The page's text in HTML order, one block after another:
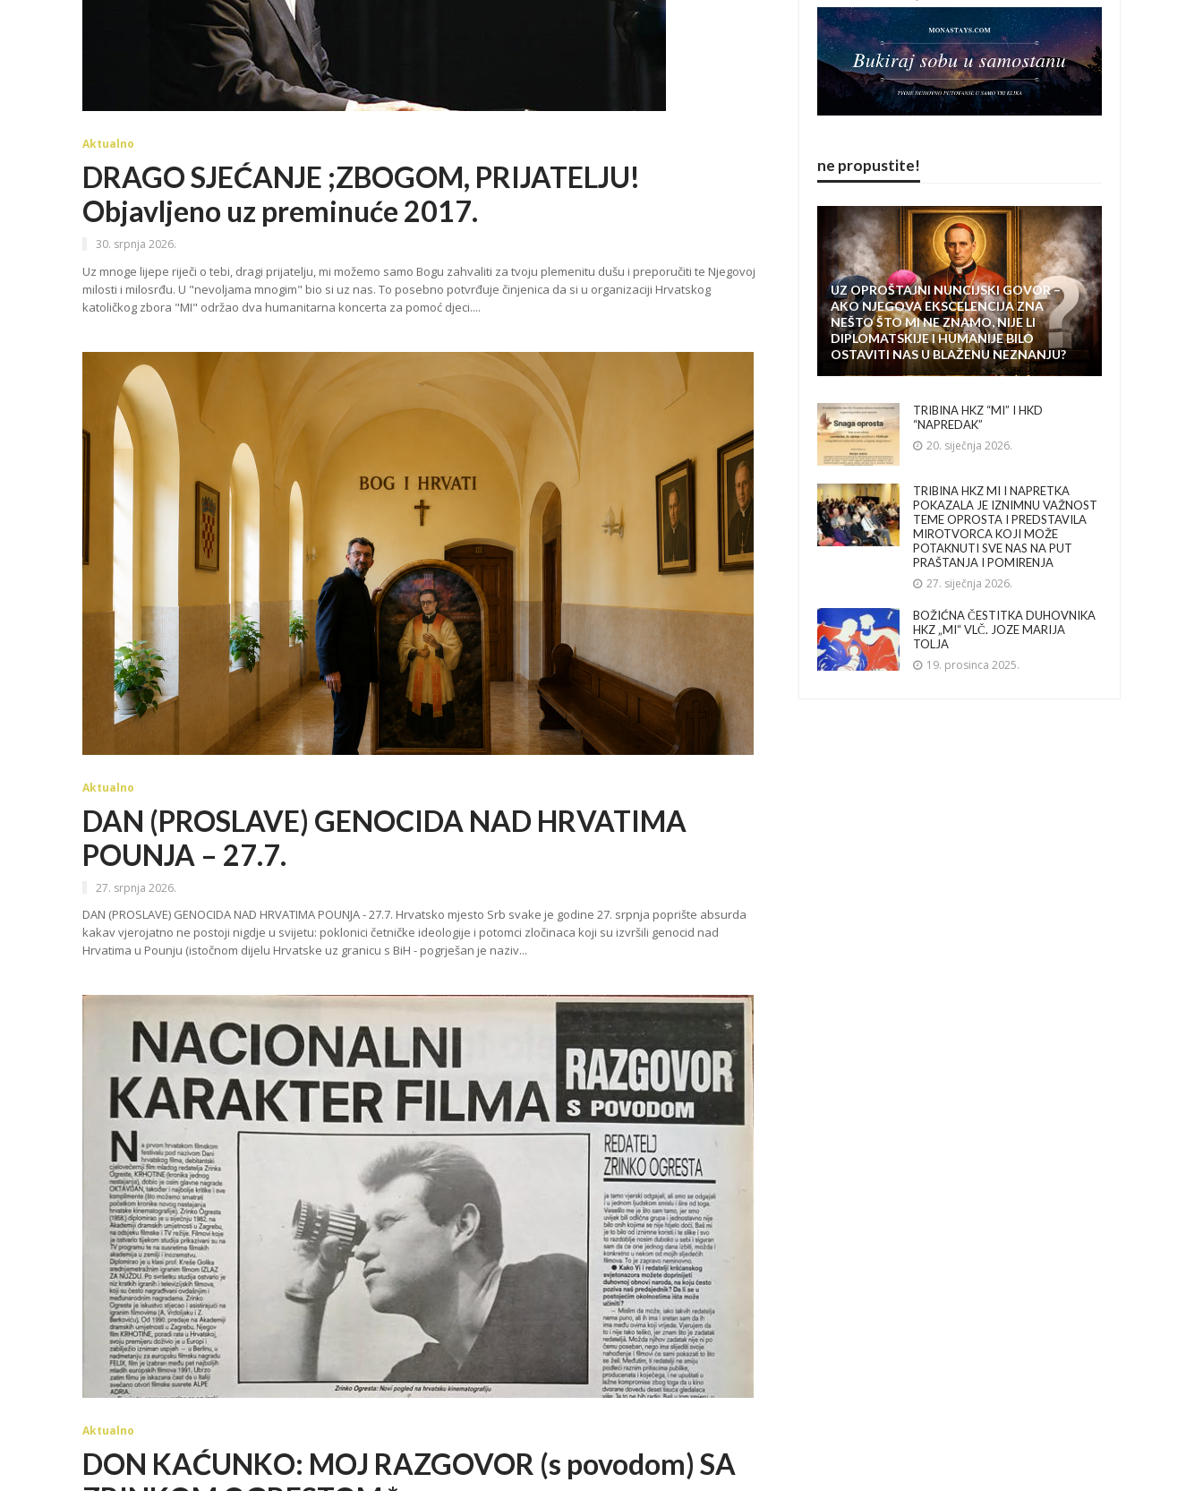
Aktualno
DRAGO SJEĆANJE ;ZBOGOM, PRIJATELJU!
Objavljeno uz preminuće 2017.
30. srpnja 2026.
Uz mnoge lijepe riječi o tebi, dragi prijatelju, mi možemo samo Bogu zahvaliti za tvoju plemenitu dušu i preporučiti te Njegovoj
milosti i milosrđu. U "nevoljama mnogim" bio si uz nas. To posebno potvrđuje činjenica da si u organizaciji Hrvatskog
katoličkog zbora "MI" održao dva humanitarna koncerta za pomoć djeci....
Aktualno
DAN (PROSLAVE) GENOCIDA NAD HRVATIMA
POUNJA – 27.7.
27. srpnja 2026.
DAN (PROSLAVE) GENOCIDA NAD HRVATIMA POUNJA - 27.7. Hrvatsko mjesto Srb svake je godine 27. srpnja poprište absurda
kakav vjerojatno ne postoji nigdje u svijetu: poklonici četničke ideologije i potomci zločinaca koji su izvršili genocid nad
Hrvatima u Pounju (istočnom dijelu Hrvatske uz granicu s BiH - pogrješan je naziv...
Aktualno
DON KAĆUNKO: MOJ RAZGOVOR (s povodom) SA
ne propustite!
UZ OPROŠTAJNI NUNCIJSKI GOVOR –
AKO NJEGOVA EKSCELENCIJA ZNA
NEŠTO ŠTO MI NE ZNAMO, NIJE LI
DIPLOMATSKIJE I HUMANIJE BILO
OSTAVITI NAS U BLAŽENU NEZNANJU?
TRIBINA HKZ “MI” I HKD
“NAPREDAK”
20. siječnja 2026.
TRIBINA HKZ MI I NAPRETKA
POKAZALA JE IZNIMNU VAŽNOST
TEME OPROSTA I PREDSTAVILA
MIROTVORCA KOJI MOŽE
POTAKNUTI SVE NAS NA PUT
PRAŠTANJA I POMIRENJA
27. siječnja 2026.
BOŽIĆNA ČESTITKA DUHOVNIKA
HKZ „MI“ VLČ. JOZE MARIJA
TOLJA
19. prosinca 2025.